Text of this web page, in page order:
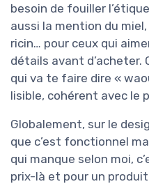
besoin de fouiller
aussi la mention du miel,
ricin… pour ceux qui
détails avant d’acheter.
qui va te faire dire «
lisible, cohérent avec le
Globalement, sur le
que c’est fonctionnel
qui manque selon moi,
prix-là et pour un